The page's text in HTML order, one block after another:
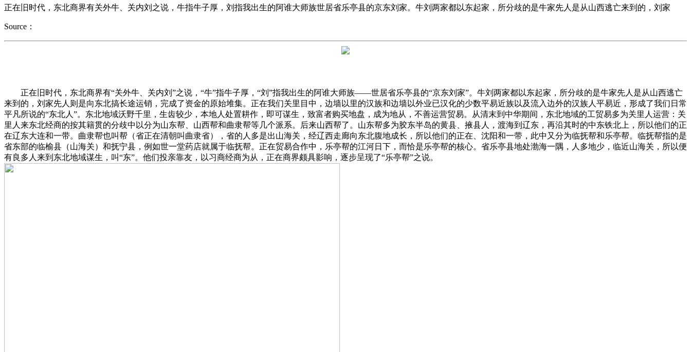
正在旧时代，东北商界有关外牛、关内刘之说，牛指牛子厚，刘指我出生的阿谁大师族世居省乐亭县的京东刘家。牛刘两家都以东起家，所分歧的是牛家先人是从山西逃亡来到的，刘家
Source：
正在旧时代，东北商界有“关外牛、关内刘”之说，“牛”指牛子厚，“刘”指我出生的阿谁大师族——世居省乐亭县的“京东刘家”。牛刘两家都以东起家，所分歧的是牛家先人是从山西逃亡
来到的，刘家先人则是向东北搞长途运销，完成了资金的原始堆集。正在我们关里目中，边墙以里的汉族和边墙以外业已汉化的少数平易近族以及流入边外的汉族人平易近，形成了我们日常
平凡所说的“东北人”。东北地域沃野千里，生齿较少，本地人处置耕作，即可谋生，致富者购买地盘，成为地从，不善运营贸易。从清末到中华期间，东北地域的工贸易多为关里人运营：关
里人来东北经商的按其籍贯的分歧中以分为山东帮、山西帮和曲隶帮等几个派系。后来山西帮了。山东帮多为胶东半岛的黄县、掖县人，渡海到辽东，再沿其时的中东铁北上，所以他们的正
在辽东大连和一带。曲隶帮也叫帮（省正在清朝叫曲隶省），省的人多是出山海关，经辽西走廊向东北腹地成长，所以他们的正在、沈阳和一带，此中又分为临抚帮和乐亭帮。临抚帮指的是
省东部的临榆县（山海关）和抚宁县，例如世一堂药店就属于临抚帮。正在贸易合作中，乐亭帮的江河日下，而恰是乐亭帮的核心。省乐亭县地处渤海一隅，人多地少，临近山海关，所以便
有良多人来到东北地域谋生，叫“东”。他们投亲靠友，以习商经商为从，正在商界颇具影响，逐步呈现了“乐亭帮”之说。